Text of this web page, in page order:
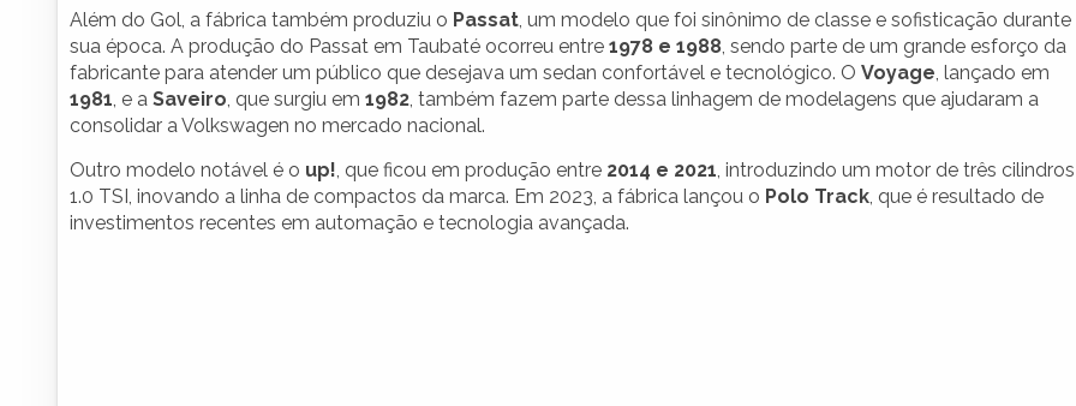
Além do Gol, a fábrica também produziu o Passat, um modelo que foi sinônimo de classe e sofisticação durante
sua época. A produção do Passat em Taubaté ocorreu entre 1978 e 1988, sendo parte de um grande esforço da
fabricante para atender um público que desejava um sedan confortável e tecnológico. O Voyage, lançado em
1981, e a Saveiro, que surgiu em 1982, também fazem parte dessa linhagem de modelagens que ajudaram a
consolidar a Volkswagen no mercado nacional.
Outro modelo notável é o up!, que ficou em produção entre 2014 e 2021, introduzindo um motor de três cilindros
1.0 TSI, inovando a linha de compactos da marca. Em 2023, a fábrica lançou o Polo Track, que é resultado de
investimentos recentes em automação e tecnologia avançada.